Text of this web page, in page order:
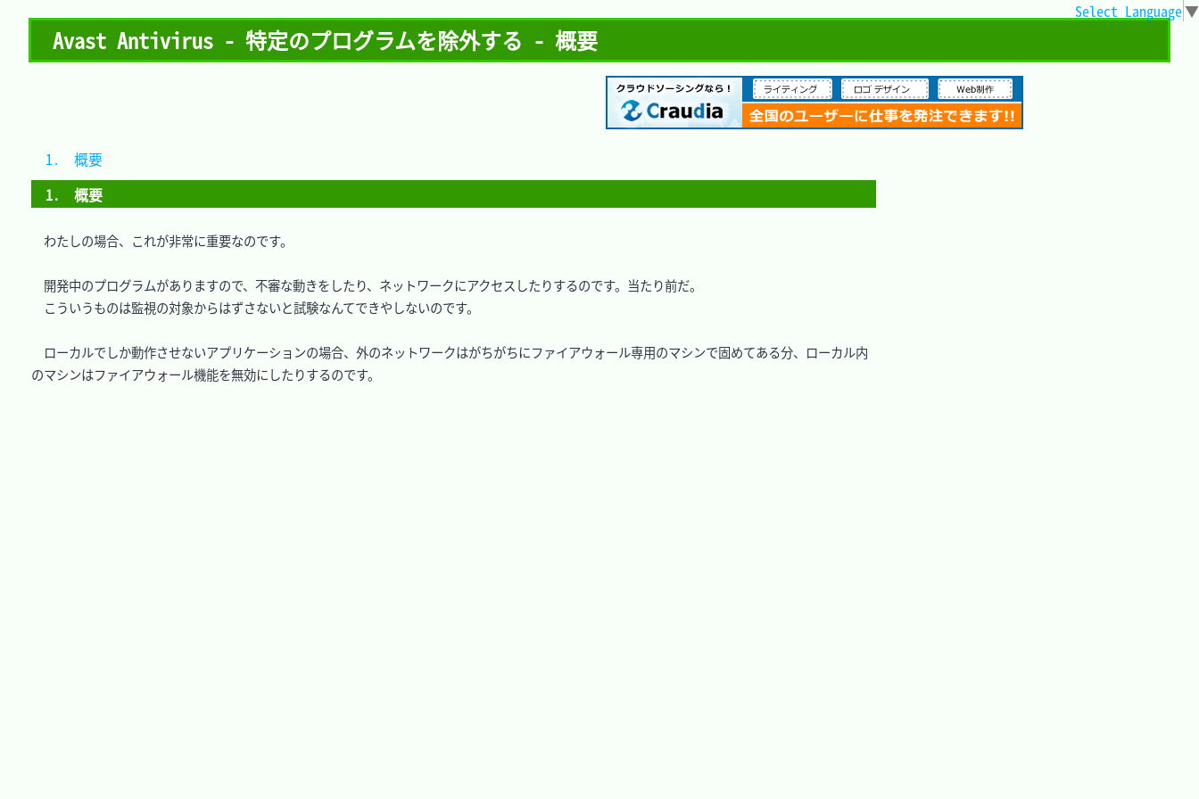
Avast Antivirus - 特定のプログラムを除外する - 概要
Select Language▼
1.　概要
わたしの場合、これが非常に重要なのです。
開発中のプログラムがありますので、不審な動きをしたり、ネットワークにアクセスしたりするのです。当たり前だ。
こういうものは監視の対象からはずさないと試験なんてできやしないのです。
ローカルでしか動作させないアプリケーションの場合、外のネットワークはがちがちにファイアウォール専用のマシンで固めてある分、ローカル内
のマシンはファイアウォール機能を無効にしたりするのです。